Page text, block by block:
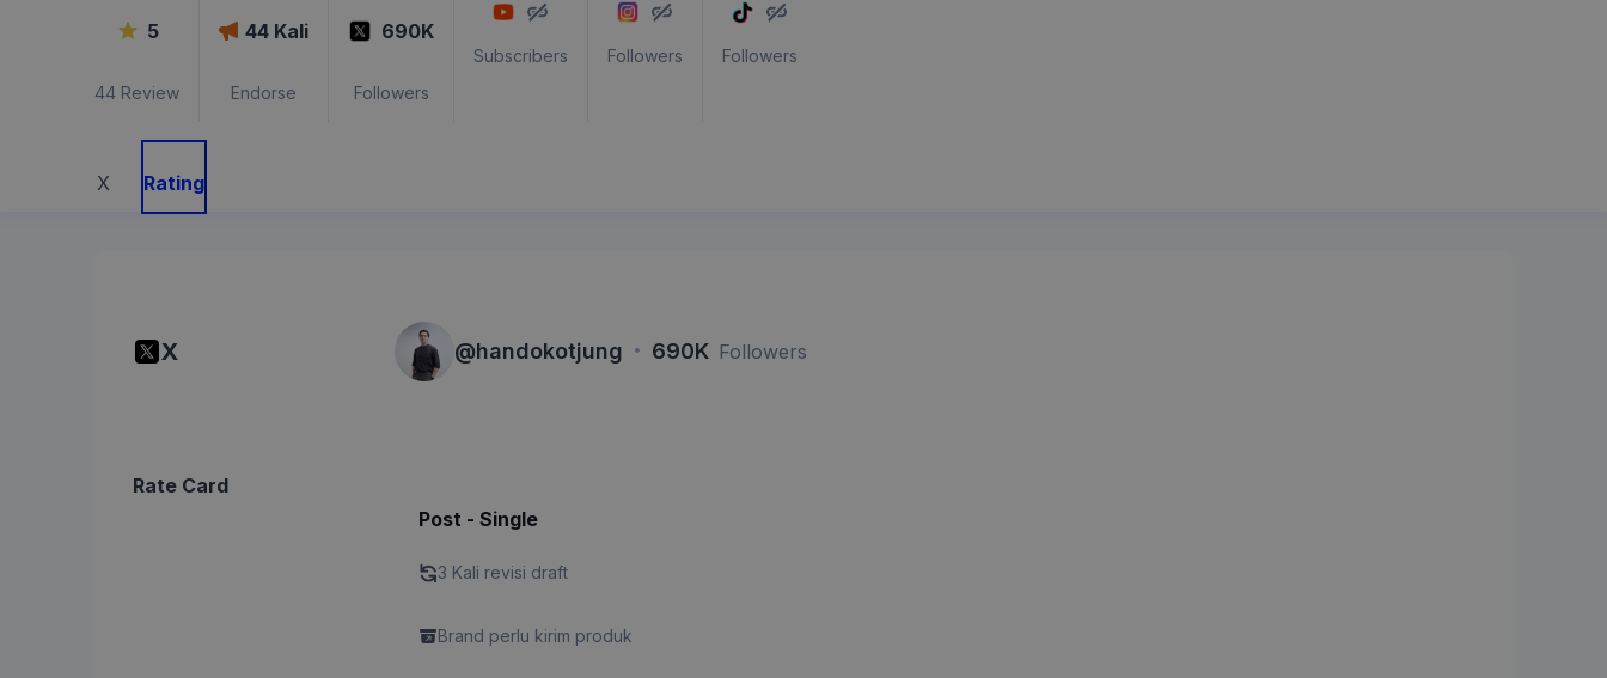
5
44 Review
44 Kali
Endorse
690K
Followers
Subscribers Followers Followers
X Rating
X @handokotjung · 690K Followers
Rate Card
Post - Single
3 Kali revisi draft
Brand perlu kirim produk